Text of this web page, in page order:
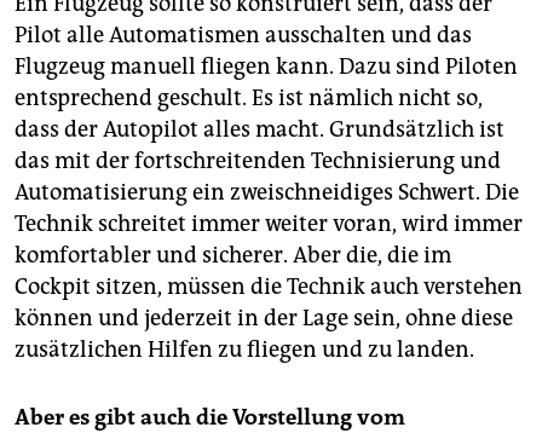
Pilot alle Automatismen ausschalten und das
Flugzeug manuell fliegen kann. Dazu sind Piloten
entsprechend geschult. Es ist nämlich nicht so,
dass der Autopilot alles macht. Grundsätzlich ist
das mit der fortschreitenden Technisierung und
Automatisierung ein zweischneidiges Schwert. Die
Technik schreitet immer weiter voran, wird immer
komfortabler und sicherer. Aber die, die im
Cockpit sitzen, müssen die Technik auch verstehen
können und jederzeit in der Lage sein, ohne diese
zusätzlichen Hilfen zu fliegen und zu landen.
Aber es gibt auch die Vorstellung vom